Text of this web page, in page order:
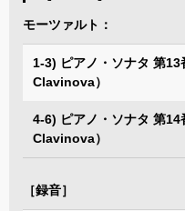
モーツァルト：
1-3) ピアノ・ソナタ 第
Clavinova）
4-6) ピアノ・ソナタ 第
Clavinova）
［録音］